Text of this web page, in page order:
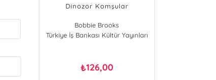
Dinozor Komşular
Bobbie Brooks
Türkiye İş Bankası Kültür Yayınları
₺126,00